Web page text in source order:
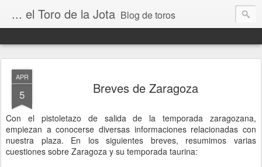
... el Toro de la Jota Blog de toros
APR
5 Breves de Zaragoza
Con el pistoletazo de salida de la temporada zaragozana,
empiezan a conocerse diversas informaciones relacionadas con
nuestra plaza. En los siguientes breves, resumimos varias
cuestiones sobre Zaragoza y su temporada taurina: